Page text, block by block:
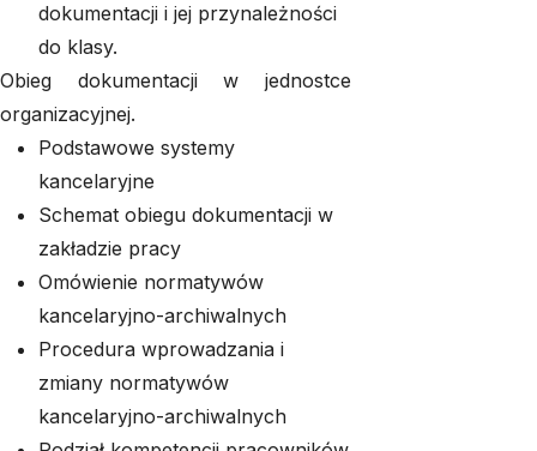
dokumentacji i jej przynależności
do klasy.
Obieg dokumentacji w jednostce
organizacyjnej.
Podstawowe systemy
kancelaryjne
Schemat obiegu dokumentacji w
zakładzie pracy
Omówienie normatywów
kancelaryjno-archiwalnych
Procedura wprowadzania i
zmiany normatywów
kancelaryjno-archiwalnych